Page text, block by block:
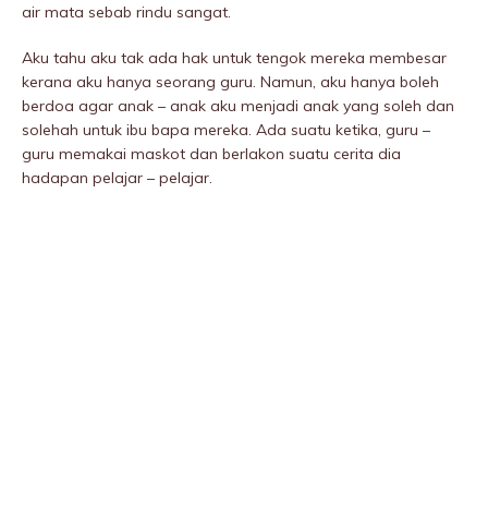
air mata sebab rindu sangat.
Aku tahu aku tak ada hak untuk tengok mereka membesar
kerana aku hanya seorang guru. Namun, aku hanya boleh
berdoa agar anak – anak aku menjadi anak yang soleh dan
solehah untuk ibu bapa mereka. Ada suatu ketika, guru –
guru memakai maskot dan berlakon suatu cerita dia
hadapan pelajar – pelajar.